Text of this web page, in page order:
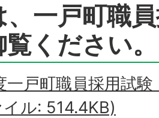
一戸町職
ください。
一戸町職員採用試
ル: 514.4KB)